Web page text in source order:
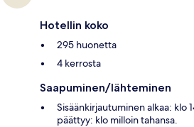
Hotellin koko
295 huonetta
4 kerrosta
Saapuminen/lähteminen
Sisäänkirjautuminen alkaa: klo
päättyy: klo milloin tahansa.